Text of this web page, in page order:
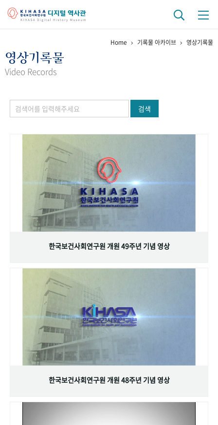
걸어온 길 기관 변천사
정책과 연구 키워드로 보는 연구 역사
연구자들
기록물 아카이브
사진 아카이브 문서 기록물 행정박물 영상 기록물
주년 기념
성과 50선 숫자로 보는 50년
VR 역사관
Home 기록물 아카이브 영상기록물
영상기록물
Video Records
검색
한국보건사회연구원 개원 49주년 기념 영상
한국보건사회연구원 개원 48주년 기념 영상